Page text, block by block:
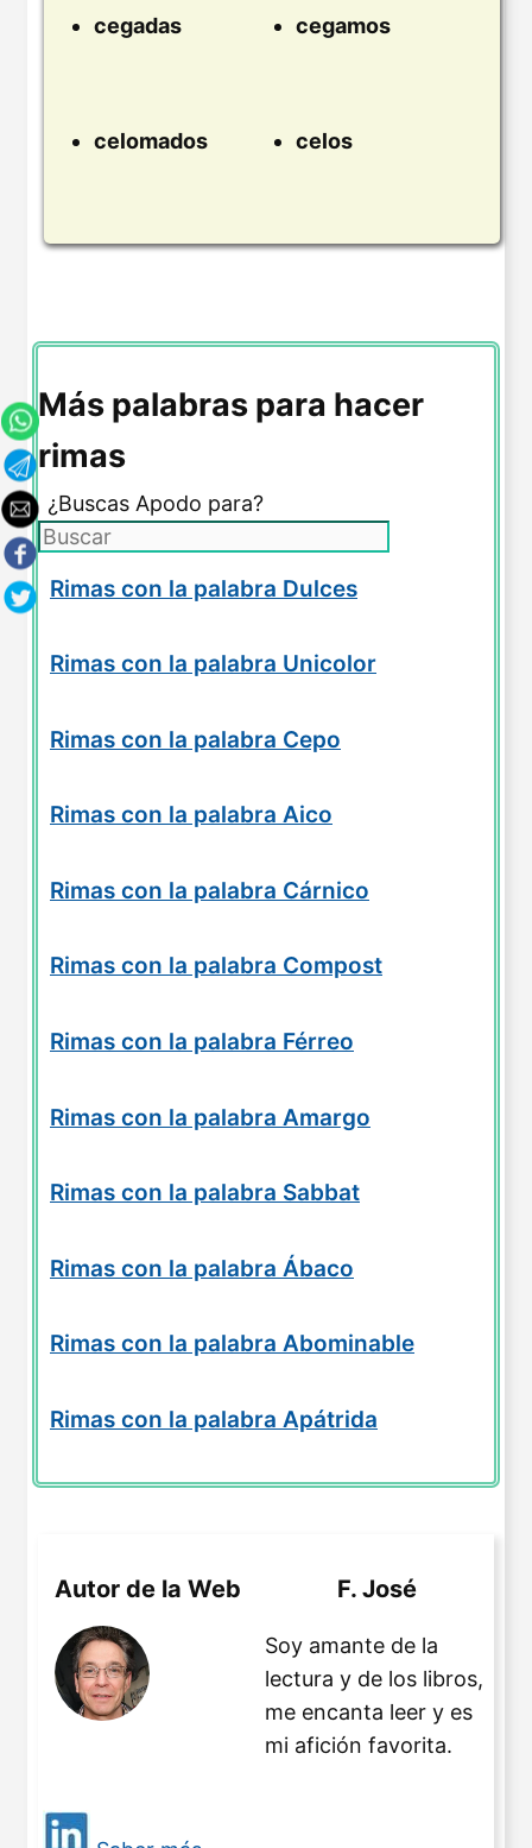
cegadas cegamos
celomados celos
Más palabras para hacer
rimas
¿Buscas Apodo para?
Rimas con la palabra Dulces
Rimas con la palabra Unicolor
Rimas con la palabra Cepo
Rimas con la palabra Aico
Rimas con la palabra Cárnico
Rimas con la palabra Compost
Rimas con la palabra Férreo
Rimas con la palabra Amargo
Rimas con la palabra Sabbat
Rimas con la palabra Ábaco
Rimas con la palabra Abominable
Rimas con la palabra Apátrida
Autor de la Web F. José
Soy amante de la
lectura y de los libros,
me encanta leer y es
mi afición favorita.